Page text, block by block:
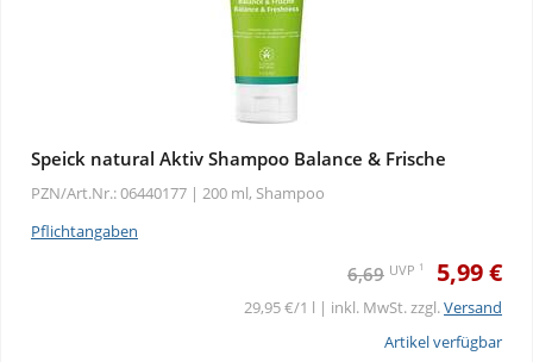
Speick natural Aktiv Shampoo Balance & Frische
PZN/Art.Nr.: 06440177 | 200 ml, Shampoo
Pflichtangaben
6,69 UVP 1 5,99 €
29,95 €/1 l | inkl. MwSt. zzgl.Versand
Artikel verfügbar